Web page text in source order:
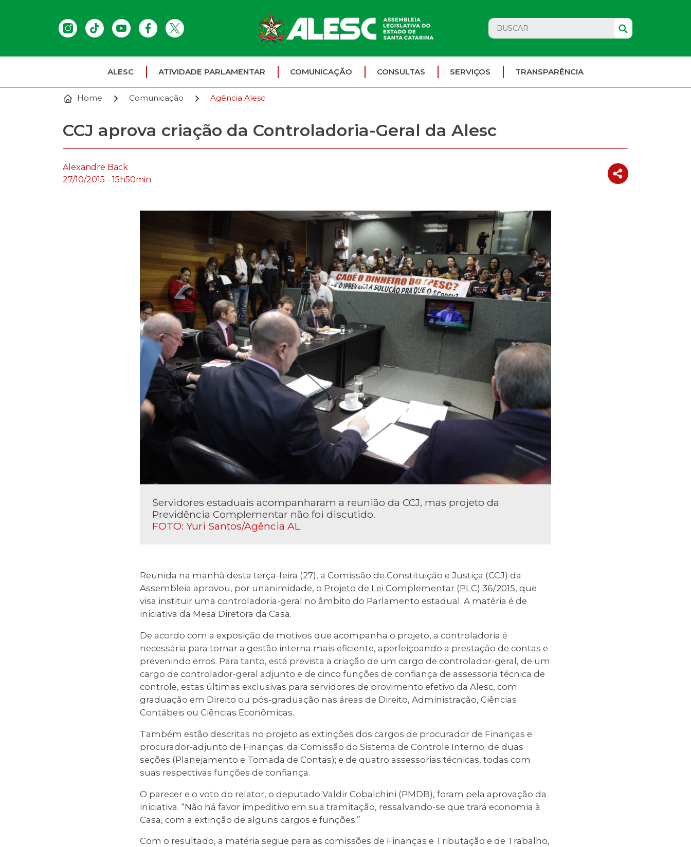
ALESC ATIVIDADE PARLAMENTAR COMUNICAÇÃO CONSULTAS SERVIÇOS TRANSPARÊNCIA
Home Comunicação Agência Alesc
CCJ aprova criação da Controladoria-Geral da Alesc
Alexandre Back
27/10/2015 - 15h50min
Servidores estaduais acompanharam a reunião da CCJ, mas projeto da
Previdência Complementar não foi discutido.
FOTO: Yuri Santos/Agência AL
Reunida na manhã desta terça-feira (27), a Comissão de Constituição e Justiça (CCJ) da
Assembleia aprovou, por unanimidade, o Projeto de Lei Complementar (PLC) 36/2015, que
visa instituir uma controladoria-geral no âmbito do Parlamento estadual. A matéria é de
iniciativa da Mesa Diretora da Casa.
De acordo com a exposição de motivos que acompanha o projeto, a controladoria é
necessária para tornar a gestão interna mais eficiente, aperfeiçoando a prestação de contas e
prevenindo erros. Para tanto, está prevista a criação de um cargo de controlador-geral, de um
cargo de controlador-geral adjunto e de cinco funções de confiança de assessoria técnica de
controle, estas últimas exclusivas para servidores de provimento efetivo da Alesc, com
graduação em Direito ou pós-graduação nas áreas de Direito, Administração, Ciências
Contábeis ou Ciências Econômicas.
Também estão descritas no projeto as extinções dos cargos de procurador de Finanças e
procurador-adjunto de Finanças; da Comissão do Sistema de Controle Interno; de duas
seções (Planejamento e Tomada de Contas); e de quatro assessorias técnicas, todas com
suas respectivas funções de confiança.
O parecer e o voto do relator, o deputado Valdir Cobalchini (PMDB), foram pela aprovação da
iniciativa. “Não há favor impeditivo em sua tramitação, ressalvando-se que trará economia à
Casa, com a extinção de alguns cargos e funções.”
Com o resultado, a matéria segue para as comissões de Finanças e Tributação e de Trabalho,